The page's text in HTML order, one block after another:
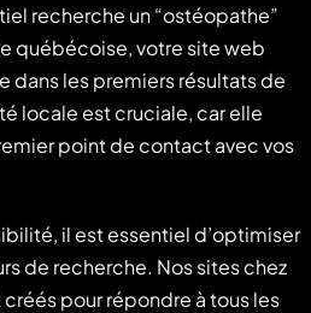
recherche un “ostéopathe”
québécoise, votre site web
dans les premiers résultats de
locale est cruciale, car elle
point de contact avec vos
il est essentiel d’optimiser
de recherche. Nos sites chez
pour répondre à tous les